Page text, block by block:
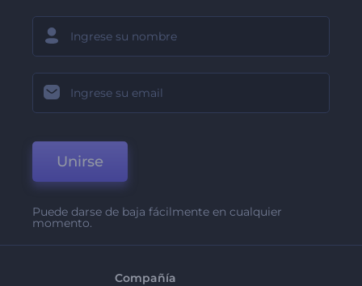
Unirse
Puede darse de baja fácilmente en cualquier
momento.
Compañía